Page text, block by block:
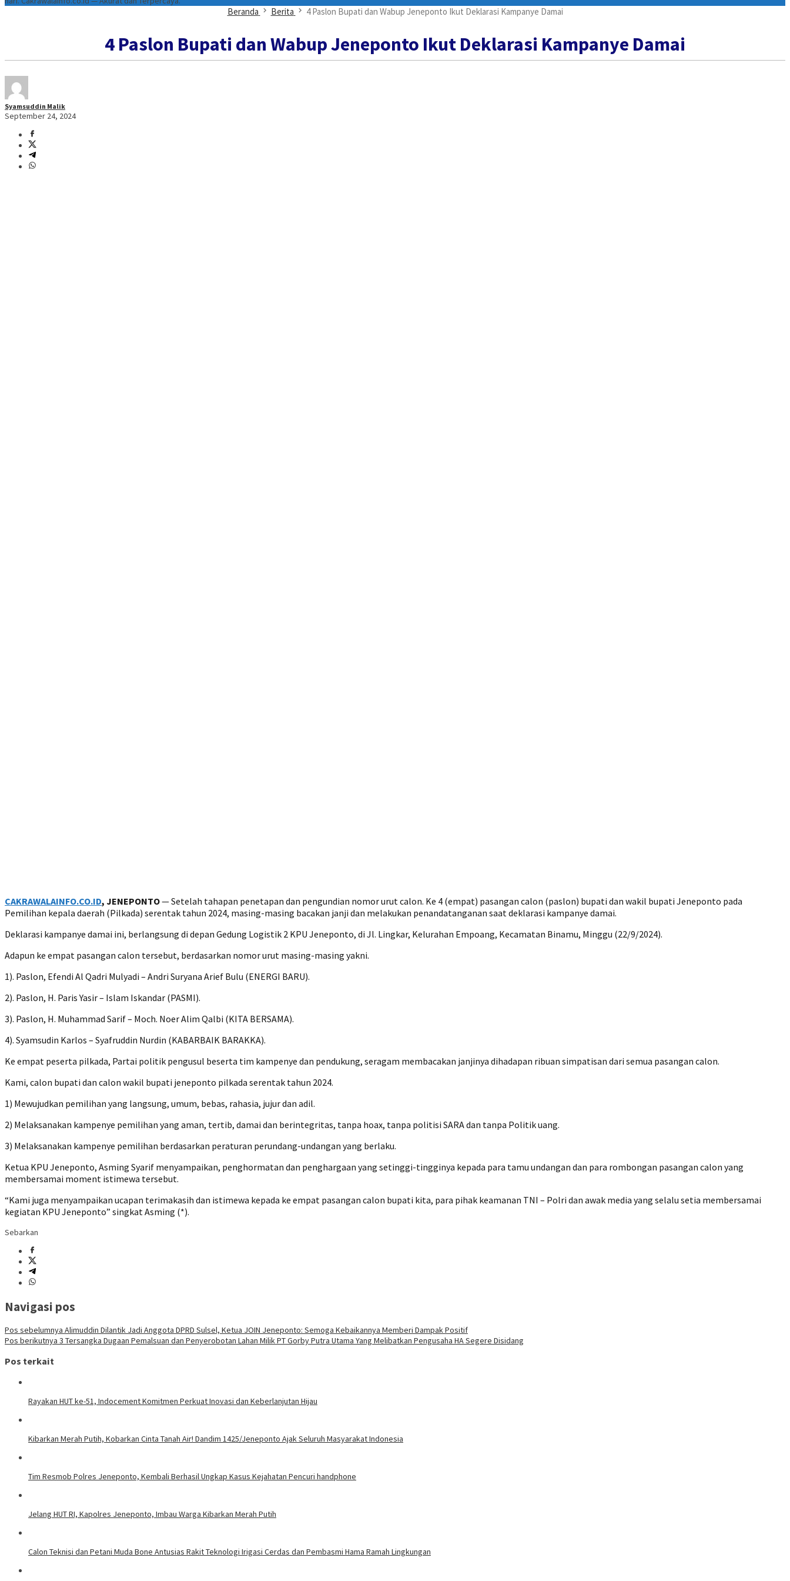
Beranda Berita 4 Paslon Bupati dan Wabup Jeneponto Ikut Deklarasi Kampanye Damai
4 Paslon Bupati dan Wabup Jeneponto Ikut Deklarasi Kampanye Damai
Syamsuddin Malik
September 24, 2024
CAKRAWALAINFO.CO.ID, JENEPONTO— Setelah tahapan penetapan dan pengundian nomor urut calon. Ke 4 (empat) pasangan calon (paslon) bupati dan wakil bupati Jeneponto pada
Pemilihan kepala daerah (Pilkada) serentak tahun 2024, masing-masing bacakan janji dan melakukan penandatanganan saat deklarasi kampanye damai.
Deklarasi kampanye damai ini, berlangsung di depan Gedung Logistik 2 KPU Jeneponto, di Jl. Lingkar, Kelurahan Empoang, Kecamatan Binamu, Minggu (22/9/2024).
Adapun ke empat pasangan calon tersebut, berdasarkan nomor urut masing-masing yakni.
1). Paslon, Efendi Al Qadri Mulyadi – Andri Suryana Arief Bulu (ENERGI BARU).
2). Paslon, H. Paris Yasir – Islam Iskandar (PASMI).
3). Paslon, H. Muhammad Sarif – Moch. Noer Alim Qalbi (KITA BERSAMA).
4). Syamsudin Karlos – Syafruddin Nurdin (KABARBAIK BARAKKA).
Ke empat peserta pilkada, Partai politik pengusul beserta tim kampenye dan pendukung, seragam membacakan janjinya dihadapan ribuan simpatisan dari semua pasangan calon.
Kami, calon bupati dan calon wakil bupati jeneponto pilkada serentak tahun 2024.
1) Mewujudkan pemilihan yang langsung, umum, bebas, rahasia, jujur dan adil.
2) Melaksanakan kampenye pemilihan yang aman, tertib, damai dan berintegritas, tanpa hoax, tanpa politisi SARA dan tanpa Politik uang.
3) Melaksanakan kampenye pemilihan berdasarkan peraturan perundang-undangan yang berlaku.
Ketua KPU Jeneponto, Asming Syarif menyampaikan, penghormatan dan penghargaan yang setinggi-tingginya kepada para tamu undangan dan para rombongan pasangan calon yang
membersamai moment istimewa tersebut.
“Kami juga menyampaikan ucapan terimakasih dan istimewa kepada ke empat pasangan calon bupati kita, para pihak keamanan TNI – Polri dan awak media yang selalu setia membersamai
kegiatan KPU Jeneponto” singkat Asming (*).
Sebarkan
Navigasi pos
Pos sebelumnya Alimuddin Dilantik Jadi Anggota DPRD Sulsel, Ketua JOIN Jeneponto: Semoga Kebaikannya Memberi Dampak Positif
Pos berikutnya 3 Tersangka Dugaan Pemalsuan dan Penyerobotan Lahan Milik PT Gorby Putra Utama Yang Melibatkan Pengusaha HA Segere Disidang
Pos terkait
Rayakan HUT ke-51, Indocement Komitmen Perkuat Inovasi dan Keberlanjutan Hijau
Kibarkan Merah Putih, Kobarkan Cinta Tanah Air! Dandim 1425/Jeneponto Ajak Seluruh Masyarakat Indonesia
Tim Resmob Polres Jeneponto, Kembali Berhasil Ungkap Kasus Kejahatan Pencuri handphone
Jelang HUT RI, Kapolres Jeneponto, Imbau Warga Kibarkan Merah Putih
Calon Teknisi dan Petani Muda Bone Antusias Rakit Teknologi Irigasi Cerdas dan Pembasmi Hama Ramah Lingkungan